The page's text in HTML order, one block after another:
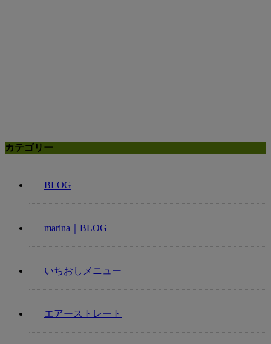
カテゴリー
BLOG
marina｜BLOG
いちおしメニュー
エアーストレート